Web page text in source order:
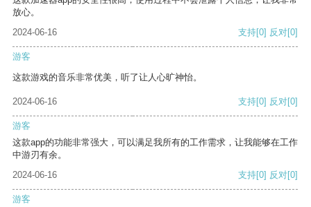
放心。
2024-06-16
支持[0] 反对[0]
游客
这款游戏的音乐非常优美，听了让人心旷神怡。
2024-06-16 支持[0] 反对[0]
游客
这款app的功能非常强大，可以满足我所有的工作需求，让我能够在工作
中游刃有余。
2024-06-16
支持[0] 反对[0]
游客